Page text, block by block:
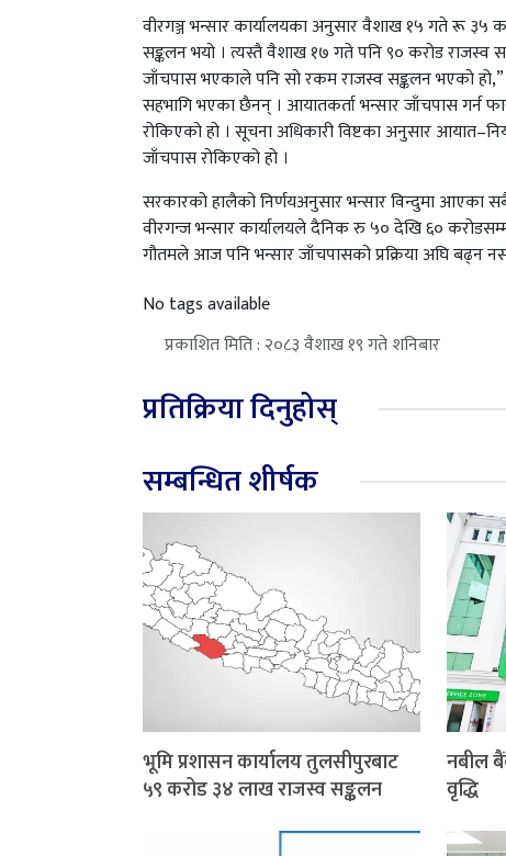
वीरगञ्ज भन्सार कार्यालयका अनुसार वैशाख १५ गते रू ३५
सङ्कलन भयो । त्यस्तै वैशाख १७ गते पनि ९० करोड राजस्व
जाँचपास भएकाले पनि सो रकम राजस्व सङ्कलन भएको हो,”
सहभागि भएका छैनन् । आयातकर्ता भन्सार जाँचपास गर्न
रोकिएको हो । सूचना अधिकारी विष्टका अनुसार
जाँचपास रोकिएको हो ।
सरकारको हालैको निर्णयअनुसार भन्सार विन्दुमा आएका
वीरगन्ज भन्सार कार्यालयले दैनिक रु ५० देखि ६०
गौतमले आज पनि भन्सार जाँचपासको प्रक्रिया अघि बढ्न
No tags available
प्रकाशित मिति : २०८३ वैशाख १९ गते शनिबार
प्रतिक्रिया दिनुहोस्
सम्बन्धित शीर्षक
भूमि प्रशासन कार्यालय तुलसीपुरबाट
५९ करोड ३४ लाख राजस्व सङ्कलन
नबील
वृद्धि